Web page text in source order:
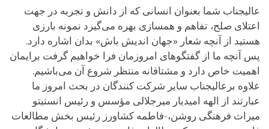
عالیجناب شما بعنوان انسانی که از دانش و تجربه در جهت
اعتلای صلح، تفاهم و همسازی بهره می‌گیرد نمونه بارزی
هستید از آنچه شعار «جهان اندیش باش» بدان اشاره دارد.
پس آنچه ما از گفتگوهای امروزمان فرا خواهیم گرفت برایمان
اهمیت خاص دارد و مشتاقانه منتظر شروع آن می‌باشیم.
علاوه برعالیجناب سایر شرکت کنندگان در بحث امروز ما
عبارتند از الهه امیدیار میرجلالی مؤسس و رئیس انستیتو
میراث فرهنگی روشن،-فاطمه کشاورز رئیس بخش مطالعات